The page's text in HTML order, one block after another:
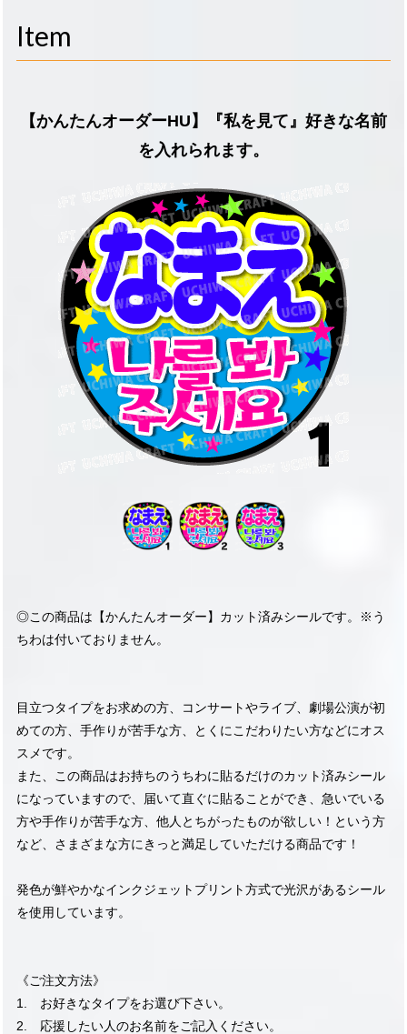
Item
【かんたんオーダーHU】『私を見て』好きな名前
を入れられます。
◎この商品は【かんたんオーダー】カット済みシールです。※う
ちわは付いておりません。
目立つタイプをお求めの方、コンサートやライブ、劇場公演が初
めての方、手作りが苦手な方、とくにこだわりたい方などにオス
スメです。
また、この商品はお持ちのうちわに貼るだけのカット済みシール
になっていますので、届いて直ぐに貼ることができ、急いでいる
方や手作りが苦手な方、他人とちがったものが欲しい！という方
など、さまざまな方にきっと満足していただける商品です！
発色が鮮やかなインクジェットプリント方式で光沢があるシール
を使用しています。
《ご注文方法》
1. お好きなタイプをお選び下さい。
2. 応援したい人のお名前をご記入ください。